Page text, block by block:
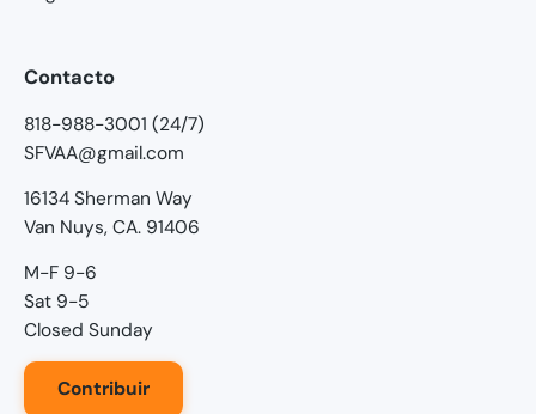
Contacto
818-988-3001 (24/7)
SFVAA@gmail.com
16134 Sherman Way
Van Nuys, CA. 91406
M-F 9-6
Sat 9-5
Closed Sunday
Contribuir